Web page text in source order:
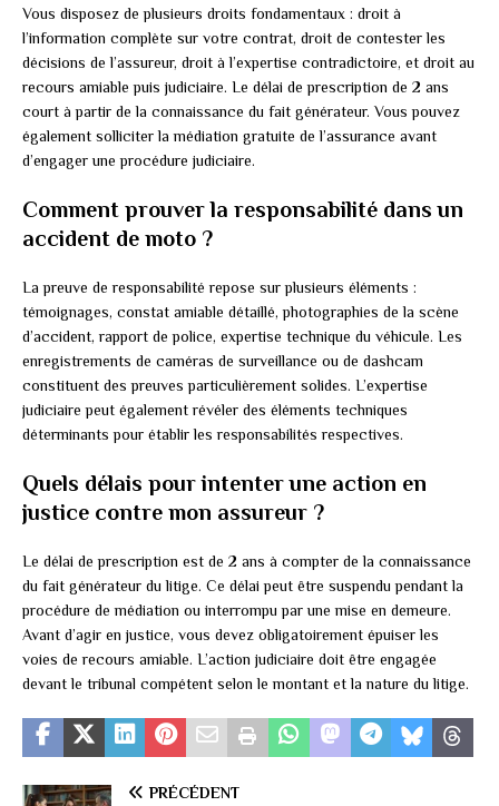
Vous disposez de plusieurs droits fondamentaux : droit à
l’information complète sur votre contrat, droit de contester les
décisions de l’assureur, droit à l’expertise contradictoire, et droit au
recours amiable puis judiciaire. Le délai de prescription de 2 ans
court à partir de la connaissance du fait générateur. Vous pouvez
également solliciter la médiation gratuite de l’assurance avant
d’engager une procédure judiciaire.
Comment prouver la responsabilité dans un
accident de moto ?
La preuve de responsabilité repose sur plusieurs éléments :
témoignages, constat amiable détaillé, photographies de la scène
d’accident, rapport de police, expertise technique du véhicule. Les
enregistrements de caméras de surveillance ou de dashcam
constituent des preuves particulièrement solides. L’expertise
judiciaire peut également révéler des éléments techniques
déterminants pour établir les responsabilités respectives.
Quels délais pour intenter une action en
justice contre mon assureur ?
Le délai de prescription est de 2 ans à compter de la connaissance
du fait générateur du litige. Ce délai peut être suspendu pendant la
procédure de médiation ou interrompu par une mise en demeure.
Avant d’agir en justice, vous devez obligatoirement épuiser les
voies de recours amiable. L’action judiciaire doit être engagée
devant le tribunal compétent selon le montant et la nature du litige.
PRÉCÉDENT